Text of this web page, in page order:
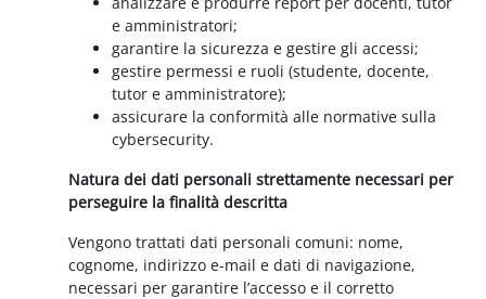
e amministratori;
garantire la sicurezza e gestire gli accessi;
gestire permessi e ruoli (studente, docente,
tutor e amministratore);
assicurare la conformità alle normative sulla
cybersecurity.
Natura dei dati personali strettamente necessari per
perseguire la finalità descritta
Vengono trattati dati personali comuni: nome,
cognome, indirizzo e-mail e dati di navigazione,
necessari per garantire l’accesso e il corretto